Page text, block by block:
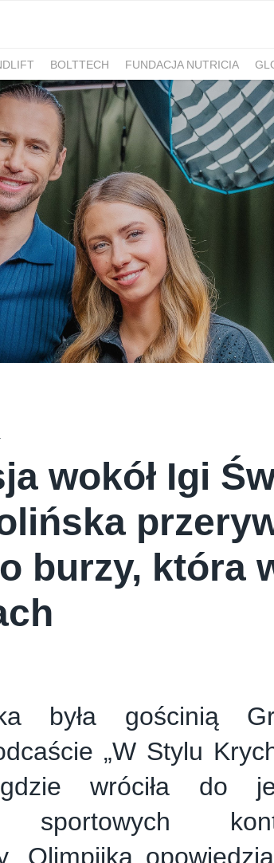
BOLTTECH FUNDACJA NUTRICIA
POLSKA NEW WORK ATLAS SM MLEKPOL
MAXIBIOTIC OCUVITE SACHOL
KRAJOWA RZEMIEŚLNICZA IZBA OPTYCZNA
REZONANSEM MAGNETYCZNYM - MBST
CONTIGO ZAMEK TOPACZ BAKALLAND
ALKEMIE SZPITAL MEDICOVER
POPRAW WIDZENIE GÓRNOŚLĄSKO-
PHARMENA BETHRU MANUFAKTURA
ŁÓDŹ KALISKA PLAYFAIR POLREGIO
CARLSBERG GEN4GEN BALCIA
ANSWER INSTITUTE PIERRE FABRE ORAL
wokół Igi
burzy, która
była gościnią
„W Stylu
wróciła do
sportowych
Olimpijka